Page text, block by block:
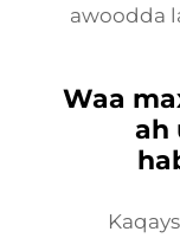
awoodda
Waa
ah